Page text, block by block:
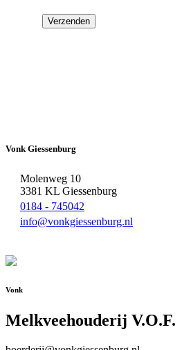
Vonk Giessenburg
Molenweg 10
3381 KL Giessenburg
0184 - 745042
info@vonkgiessenburg.nl
Vonk
Melkveehouderij V.O.F.